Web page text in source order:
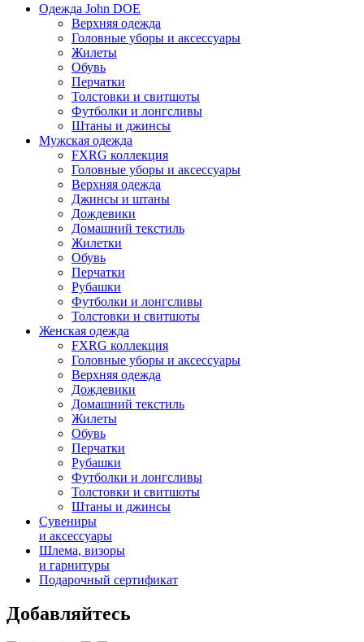
Одежда John DOE
Верхняя одежда
Головные уборы и аксессуары
Жилеты
Обувь
Перчатки
Толстовки и свитшоты
Футболки и лонгсливы
Штаны и джинсы
Мужская одежда
FXRG коллекция
Головные уборы и аксессуары
Верхняя одежда
Джинсы и штаны
Дождевики
Домашний текстиль
Жилетки
Обувь
Перчатки
Рубашки
Футболки и лонгсливы
Толстовки и свитшоты
Женская одежда
FXRG коллекция
Головные уборы и аксессуары
Верхняя одежда
Дождевики
Домашний текстиль
Жилеты
Обувь
Перчатки
Рубашки
Футболки и лонгсливы
Толстовки и свитшоты
Штаны и джинсы
Сувениры
и аксессуары
Шлема, визоры
и гарнитуры
Подарочный сертификат
Добавляйтесь